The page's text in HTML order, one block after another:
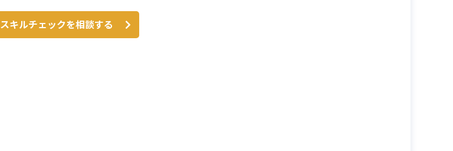
スキルチェックを相談する